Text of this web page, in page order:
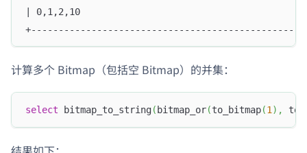
| 0,1,2,10
计算多个 Bitmap（包括空 Bitmap）的并集：
select bitmap_to_string( bitmap_or(to_bitmap(1 ) ,